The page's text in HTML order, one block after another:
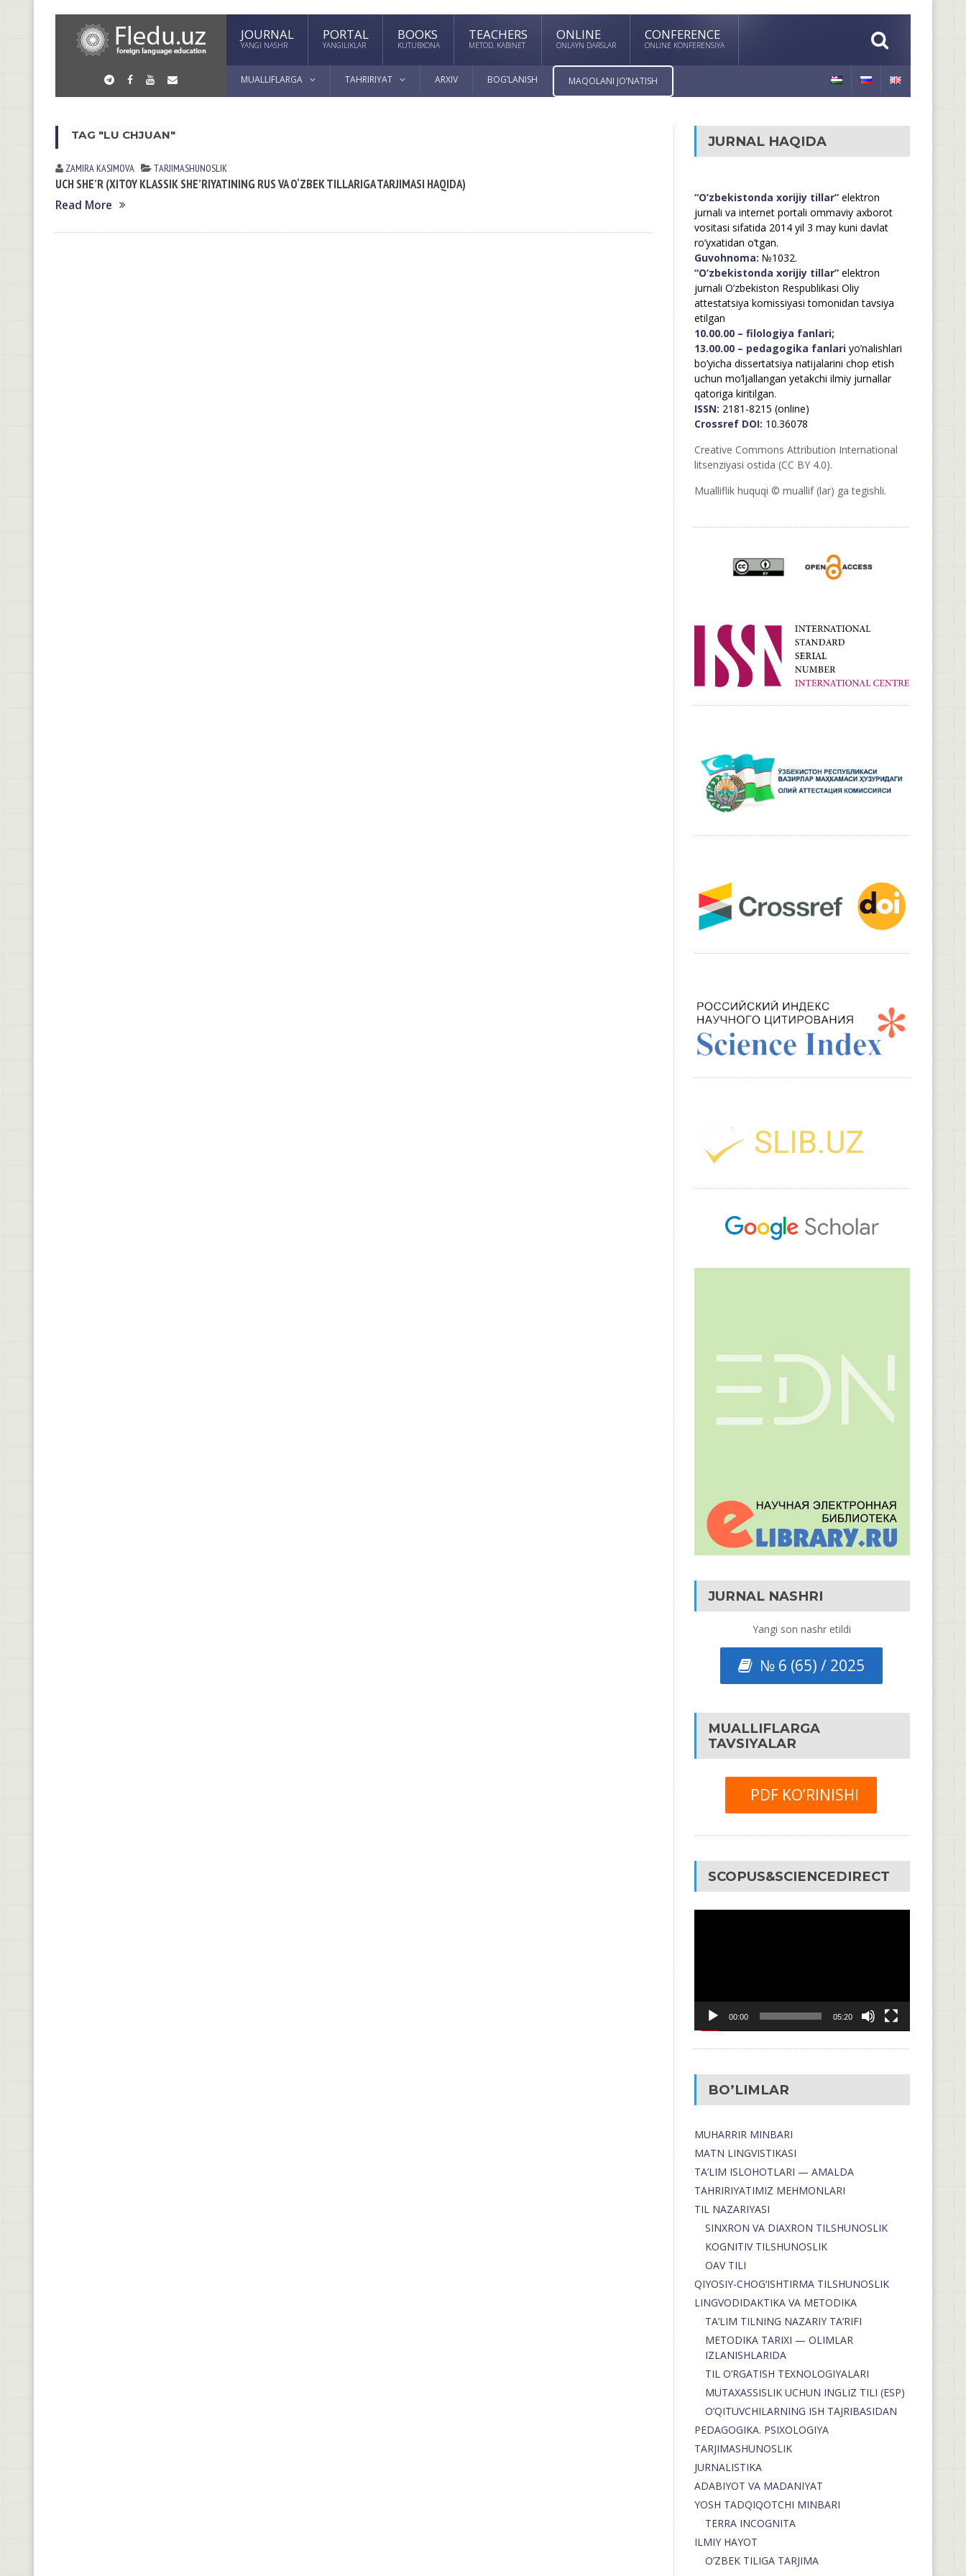
JOURNAL
YANGI NASHR
PORTAL
YANGILIKLAR
BOOKS
KUTUBXONA
TEACHERS
METOD. KABINET
ONLINE
ONLAYN DARSLAR
CONFERENCE
ONLINE KONFERENSIYA
MUALLIFLARGA TAHRIRIYAT ARXIV BOG’LANISH MAQOLANI JO’NATISH
TAG "LU CHJUAN"
ZAMIRA KАSIMOVА TАRJIMАSHUNOSLIK
UCH SHE’R (XITOY KLASSIK SHE’RIYATINING RUS VA O‘ZBEK TILLARIGA TARJIMASI HAQIDA)
Read More
JURNAL HAQIDA
“O’zbekistonda xorijiy tillar”elektron
jurnali va internet portali ommaviy axborot
vositasi sifatida 2014 yil 3 may kuni davlat
ro’yxatidan o’tgan.
Guvohnoma: №1032.
“O’zbekistonda xorijiy tillar”elektron
jurnali O’zbekiston Respublikasi Oliy
attestatsiya komissiyasi tomonidan tavsiya
etilgan
10.00.00 – filologiya fanlari;
13.00.00 – pedagogika fanlariyo’nalishlari
bo’yicha dissertatsiya natijalarini chop etish
uchun mo’ljallangan yetakchi ilmiy jurnallar
qatoriga kiritilgan.
ISSN: 2181-8215 (online)
Crossref DOI: 10.36078
Creative Commons Attribution International
litsenziyasi ostida (CC BY 4.0).
Mualliflik huquqi © muallif (lar) ga tegishli.
JURNAL NASHRI
Yangi son nashr etildi
№ 6 (65) / 2025
MUALLIFLARGA
TAVSIYALAR
PDF KO’RINISHI
SCOPUS&SCIENCEDIRECT
00:00 05:20
BO’LIMLAR
MUHARRIR MINBARI
MATN LINGVISTIKASI
TA’LIM ISLOHOTLARI — AMALDA
TAHRIRIYATIMIZ MEHMONLARI
TIL NAZARIYASI
SINXRON VA DIAXRON TILSHUNOSLIK
KOGNITIV TILSHUNOSLIK
OAV TILI
QIYOSIY-CHOG‘ISHTIRMA TILSHUNOSLIK
LINGVODIDAKTIKA VA METODIKA
TA’LIM TILNING NAZARIY TA’RIFI
METODIKA TARIXI — OLIMLAR
IZLANISHLARIDA
TIL O’RGATISH TEXNOLOGIYALARI
MUTAXASSISLIK UCHUN INGLIZ TILI (ESP)
O’QITUVCHILARNING ISH TAJRIBASIDAN
PEDAGOGIKA. PSIXOLOGIYA
TARJIMASHUNOSLIK
JURNALISTIKA
ADABIYOT VA MADANIYAT
YOSH TADQIQOTCHI MINBARI
TERRA INCOGNITA
ILMIY HAYOT
O’ZBEK TILIGA TARJIMA